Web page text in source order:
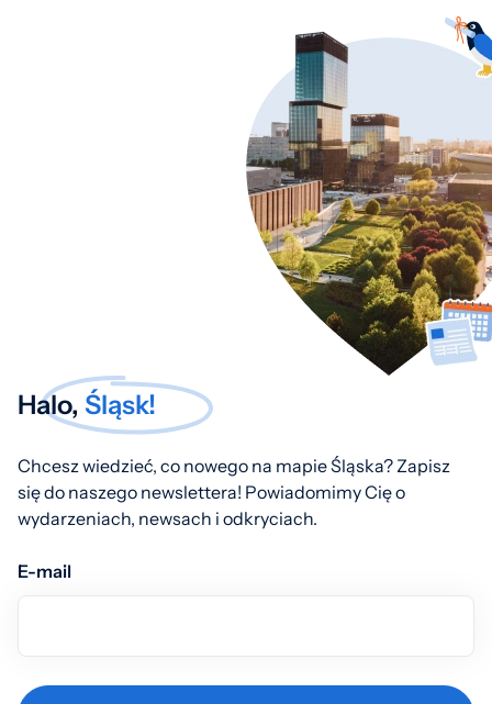
Halo, Śląsk!
Chcesz wiedzieć, co nowego na mapie Śląska? Zapisz
się do naszego newslettera! Powiadomimy Cię o
wydarzeniach, newsach i odkryciach.
E-mail